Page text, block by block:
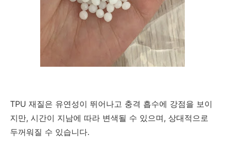
TPU 재질은 유연성이 뛰어나고 충격 흡수에 강점을 보이
지만, 시간이 지남에 따라 변색될 수 있으며, 상대적으로
두꺼워질 수 있습니다.